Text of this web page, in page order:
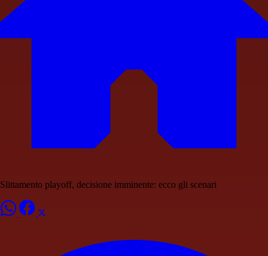
Slittamento playoff, decisione imminente: ecco gli scenari